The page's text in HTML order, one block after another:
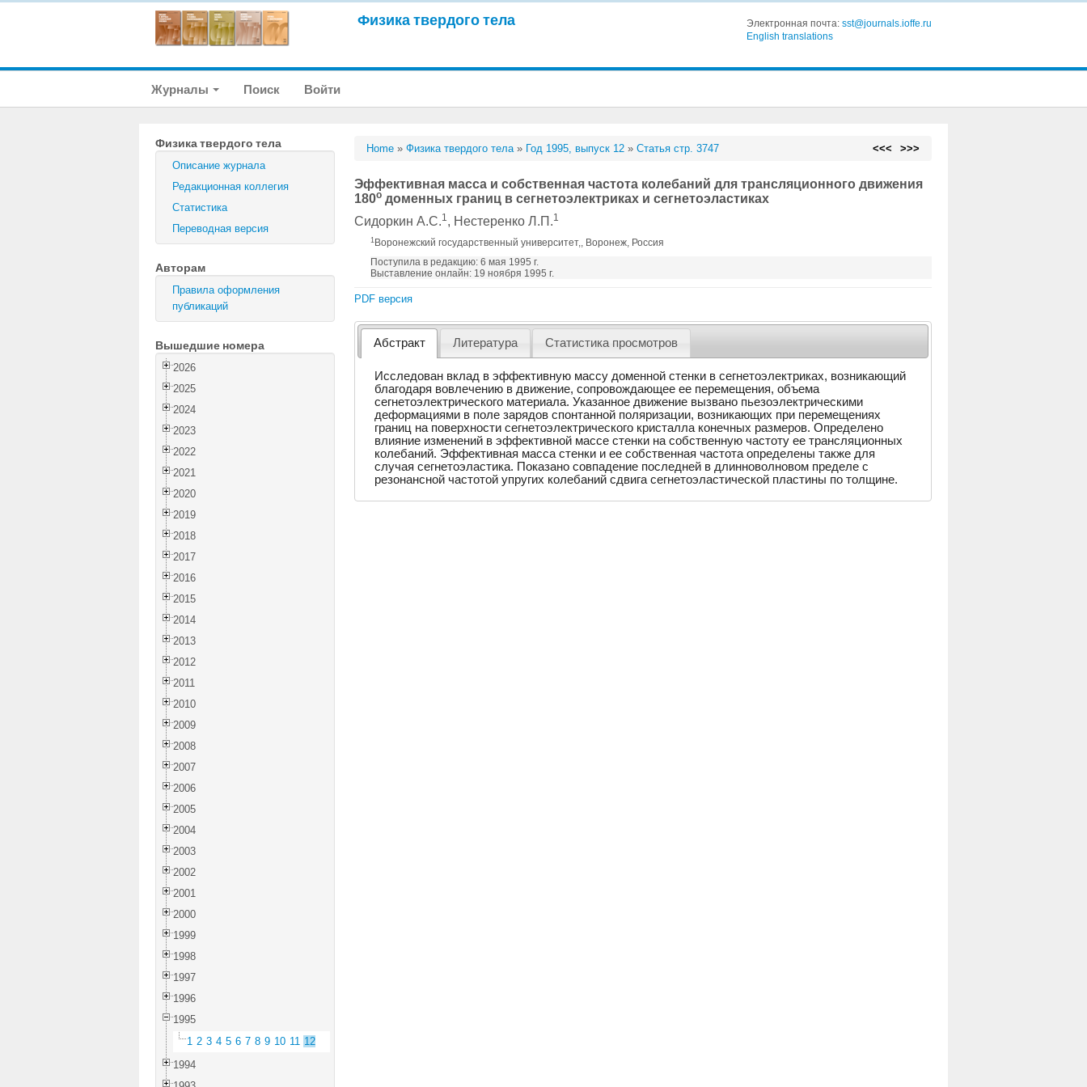
Физика твердого тела Электронная почта: sst@journals.ioffe.ru
English translations
Журналы Поиск Войти
Физика твердого тела
Описание журнала
Редакционная коллегия
Статистика
Переводная версия
Авторам
Правила оформления
публикаций
Вышедшие номера
2026
2025
2024
2023
2022
2021
2020
2019
2018
2017
2016
2015
2014
2013
2012
2011
2010
2009
2008
2007
2006
2005
2004
2003
2002
2001
2000
1999
1998
1997
1996
1995
1 2 3 4 5 6 7 8 9 10 11 12
1994
Home »Физика твердого тела» Год 1995, выпуск 12 »Статья стр. 3747 <<< >>>
Эффективная масса и собственная частота колебаний для трансляционного движения
180o доменных границ в сегнетоэлектриках и сегнетоэластиках
Сидоркин А.С.1, Нестеренко Л.П.1
1 Воронежский государственный университет,, Воронеж, Россия
Поступила в редакцию: 6 мая 1995 г.
Выставление онлайн: 19 ноября 1995 г.
PDF версия
Абстракт Литература Статистика просмотров
Исследован вклад в эффективную массу доменной стенки в сегнетоэлектриках, возникающий
благодаря вовлечению в движение, сопровождающее ее перемещения, объема
сегнетоэлектрического материала. Указанное движение вызвано пьезоэлектрическими
деформациями в поле зарядов спонтанной поляризации, возникающих при перемещениях
границ на поверхности сегнетоэлектрического кристалла конечных размеров. Определено
влияние изменений в эффективной массе стенки на собственную частоту ее трансляционных
колебаний. Эффективная масса стенки и ее собственная частота определены также для
случая сегнетоэластика. Показано совпадение последней в длинноволновом пределе с
резонансной частотой упругих колебаний сдвига сегнетоэластической пластины по толщине.